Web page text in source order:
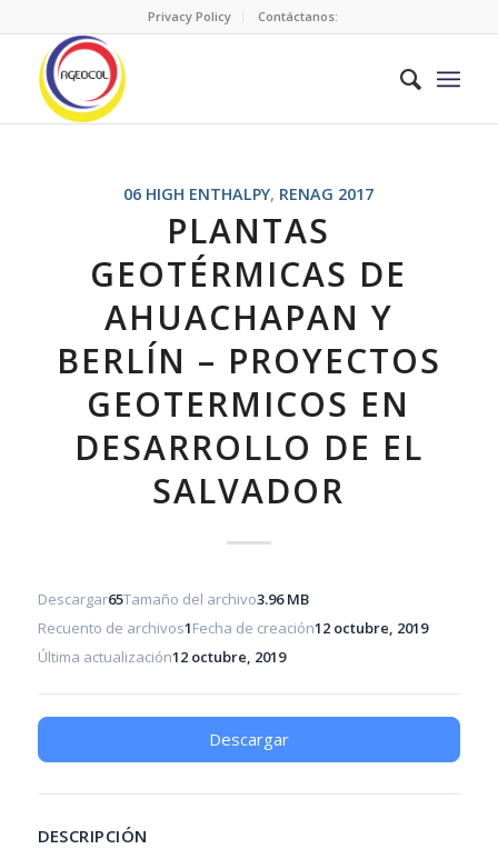
Privacy Policy Contáctanos:
06 HIGH ENTHALPY, RENAG 2017
PLANTAS
GEOTÉRMICAS DE
AHUACHAPAN Y
BERLÍN – PROYECTOS
GEOTERMICOS EN
DESARROLLO DE EL
SALVADOR
Descargar65Tamaño del archivo3.96 MB
Recuento de archivos1Fecha de creación12 octubre, 2019
Última actualización12 octubre, 2019
Descargar
DESCRIPCIÓN